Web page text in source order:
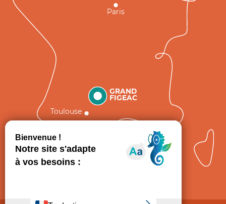
GRAND
FIGEAC
Toulouse
Paris